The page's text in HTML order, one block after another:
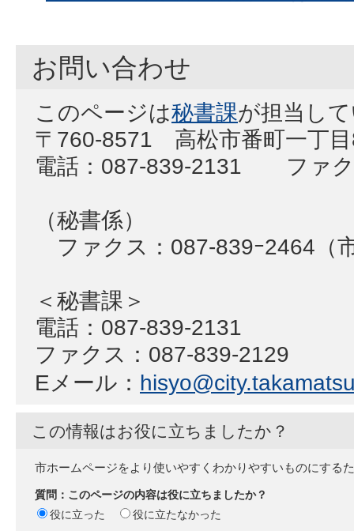
お問い合わせ
このページは秘書課が担当し
〒760-8571 高松市番町一丁
電話：087-839-2131 ファク
（秘書係）
ファクス：087‐839ｰ2464（
＜秘書課＞
電話：087-839-2131
ファクス：087-839-2129
Eメール：
この情報はお役に立ちましたか？
市ホームページをより使いやすくわかりやすいものにする
質問：このページの内容は役に立ちましたか？
役に立った
役に立たなかった